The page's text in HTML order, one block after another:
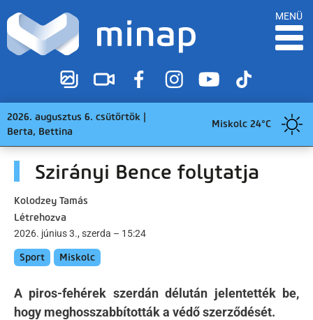
MENÜ
2026. augusztus 6. csütörtök |
Berta, Bettina
Miskolc 24°C
Szirányi Bence folytatja
Kolodzey Tamás
Létrehozva
2026. június 3., szerda – 15:24
Sport Miskolc
A piros-fehérek szerdán délután jelentették be,
hogy meghosszabbították a védő szerződését.